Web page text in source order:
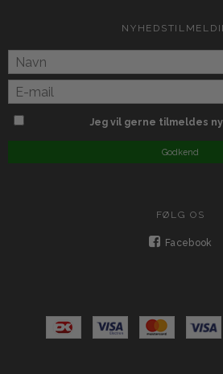
Jeg vil gerne tilmeldes
Godkend
FØLG OS
Facebook